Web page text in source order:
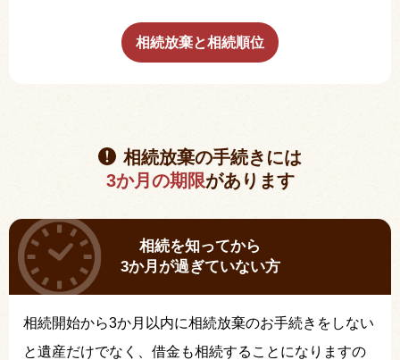
相続放棄と相続順位
相続放棄の手続きには
3か月の期限があります
相続を知ってから
3か月が過ぎていない方
相続開始から3か月以内に相続放棄のお手続きをしない
と遺産だけでなく、借金も相続することになりますの